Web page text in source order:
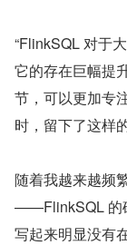
“FlinkSQL 对于
它的存在巨幅提
节，可以更加专
时，留下了这样
随着我越来越频
——FlinkSQL 的
写起来明显没有